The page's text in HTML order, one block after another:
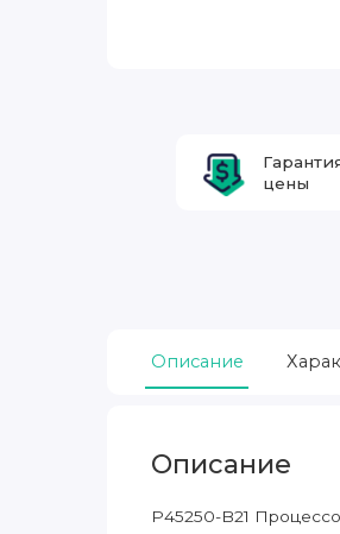
цены
Описание
Описание
P45250-B21